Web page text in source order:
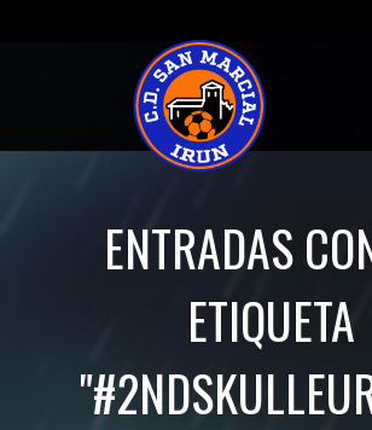
ENTRADAS
ETIQUETA